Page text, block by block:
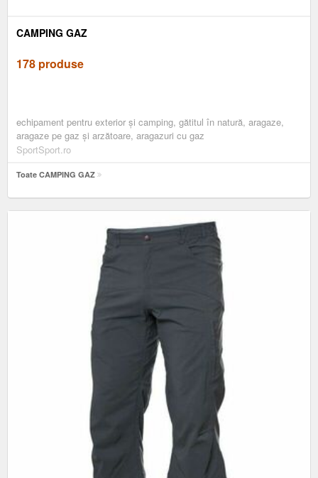
CAMPING GAZ
178 produse
echipament pentru exterior și camping, gătitul în natură, aragaze,
aragaze pe gaz și arzătoare, aragazuri cu gaz
SportSport.ro
Toate CAMPING GAZ